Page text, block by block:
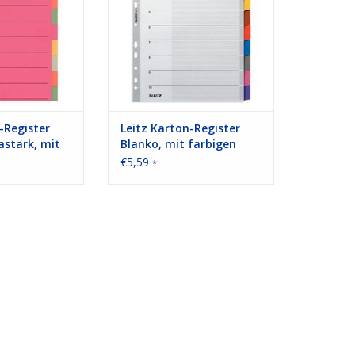
mit
10 Blatt,
Leitz Karton-Register
Blanko, mit farbigen
Taben, 10 Blatt, DIN A4
€5,59 *